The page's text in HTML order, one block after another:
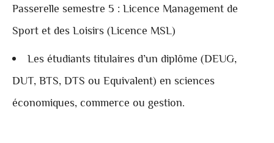
Passerelle semestre 5 : Licence Management de
Sport et des Loisirs (Licence MSL)
Les étudiants titulaires d’un diplôme (DEUG,
DUT, BTS, DTS ou Equivalent) en sciences
économiques, commerce ou gestion.